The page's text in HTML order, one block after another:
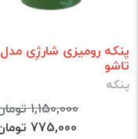
پنکه رومیزی شارژِی مدل
تاشو
پنکه
1,150,000 تومان
775,000 تومان